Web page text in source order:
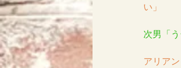
い」
次男「
アリア